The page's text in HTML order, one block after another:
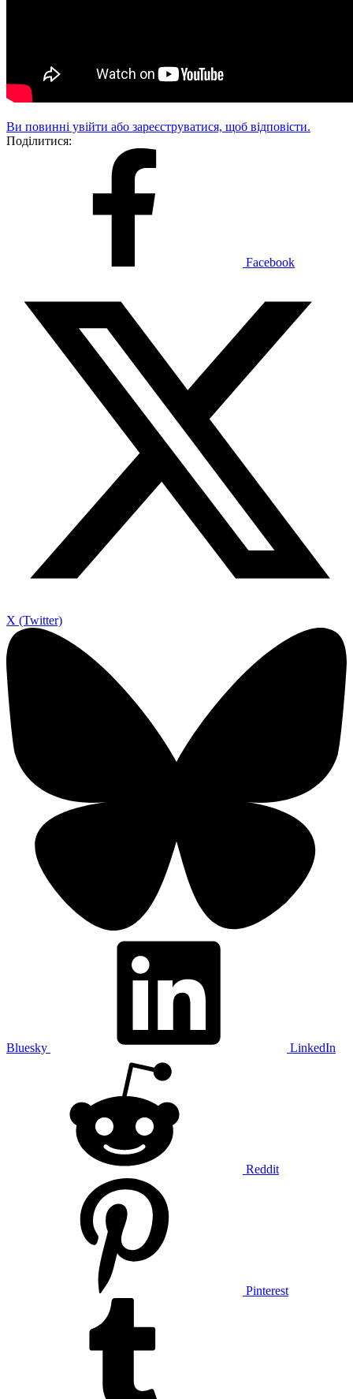
Ви повинні увійти або зареєструватися, щоб відповісти.
Поділитися:
Facebook
X (Twitter)
Bluesky LinkedIn
Reddit
Pinterest